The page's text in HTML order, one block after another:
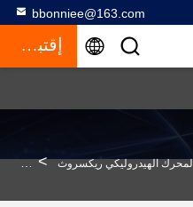
bbonniee@163.com
إقتباس
المحرك الهيدروليكي ريكسروث >